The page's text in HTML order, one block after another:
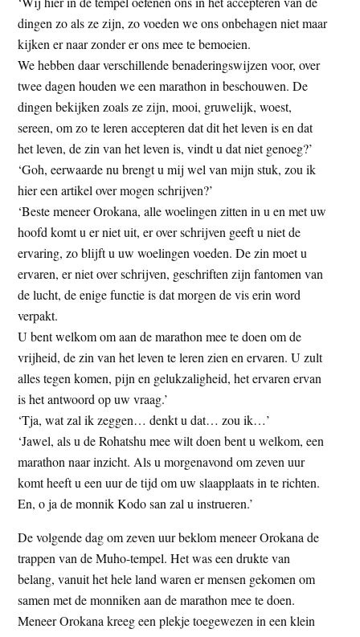
dingen zo als ze zijn, zo voeden we ons onbehagen niet maar
kijken er naar zonder er ons mee te bemoeien.
We hebben daar verschillende benaderingswijzen voor, over
twee dagen houden we een marathon in beschouwen. De
dingen bekijken zoals ze zijn, mooi, gruwelijk, woest,
sereen, om zo te leren accepteren dat dit het leven is en dat
het leven, de zin van het leven is, vindt u dat niet genoeg?’
‘Goh, eerwaarde nu brengt u mij wel van mijn stuk, zou ik
hier een artikel over mogen schrijven?’
‘Beste meneer Orokana, alle woelingen zitten in u en met uw
hoofd komt u er niet uit, er over schrijven geeft u niet de
ervaring, zo blijft u uw woelingen voeden. De zin moet u
ervaren, er niet over schrijven, geschriften zijn fantomen van
de lucht, de enige functie is dat morgen de vis erin word
verpakt.
U bent welkom om aan de marathon mee te doen om de
vrijheid, de zin van het leven te leren zien en ervaren. U zult
alles tegen komen, pijn en gelukzaligheid, het ervaren ervan
is het antwoord op uw vraag.’
‘Tja, wat zal ik zeggen… denkt u dat… zou ik…’
‘Jawel, als u de Rohatshu mee wilt doen bent u welkom, een
marathon naar inzicht. Als u morgenavond om zeven uur
komt heeft u een uur de tijd om uw slaapplaats in te richten.
En, o ja de monnik Kodo san zal u instrueren.’
De volgende dag om zeven uur beklom meneer Orokana de
trappen van de Muho-tempel. Het was een drukte van
belang, vanuit het hele land waren er mensen gekomen om
samen met de monniken aan de marathon mee te doen.
Meneer Orokana kreeg een plekje toegewezen in een klein